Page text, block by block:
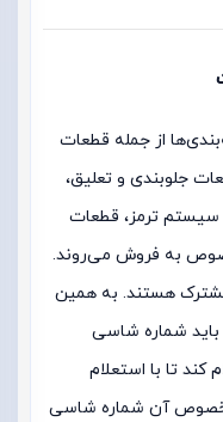
از جمله قطعات
جلوبندی و تعلیق،
ترمز، قطعات
به فروش می‌روند.
مشترک هستند. به همین
باید شماره شاسی
تا با استعلام
مخصوص آن شماره شاسی